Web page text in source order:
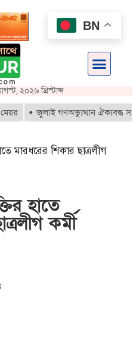
২০২৬ খ্রিস্টাব্দ
জুলাই গণঅভ্যুত্থান ঐক্যবদ্ধ
মারধরের শিকার ছাত্রলীগ
হাতে
কর্মী
BN